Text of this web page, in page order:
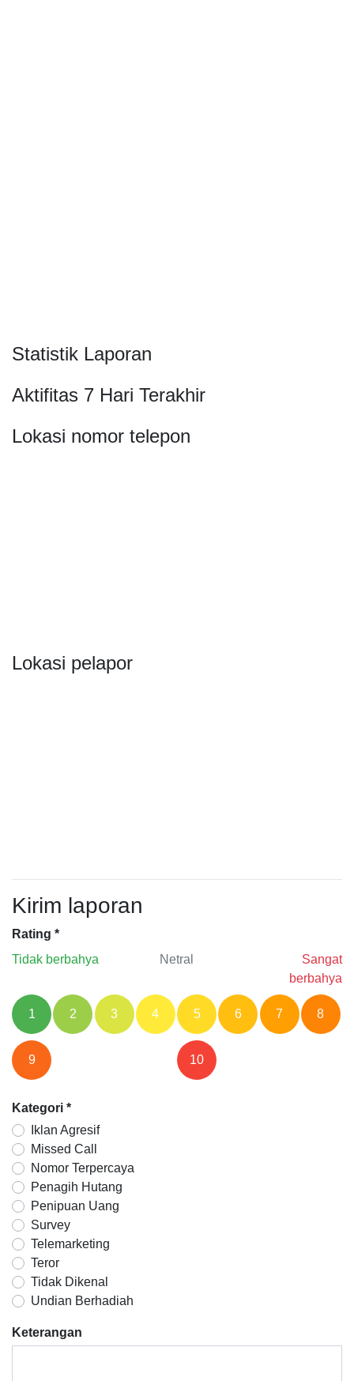
Statistik Laporan
Aktifitas 7 Hari Terakhir
Lokasi nomor telepon
Lokasi pelapor
Kirim laporan
Rating *
Tidak berbahya
Netral
Sangat
berbahya
1 2 3 4 5 6 7 8
9 10
Kategori *
Iklan Agresif
Missed Call
Nomor Terpercaya
Penagih Hutang
Penipuan Uang
Survey
Telemarketing
Teror
Tidak Dikenal
Undian Berhadiah
Keterangan